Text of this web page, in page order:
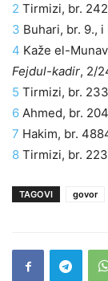
2 Tirmizi, br.
3 Buhari, br. 9.,
4 Kaže el-
Fejdul-kadir, 2/
5 Tirmizi, br.
6 Ahmed, br.
7 Hakim, br.
8 Tirmizi, br.
TAGOVI govor